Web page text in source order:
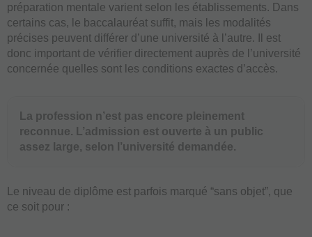
préparation mentale varient selon les établissements. Dans
certains cas, le baccalauréat suffit, mais les modalités
précises peuvent différer d’une université à l’autre. Il est
donc important de vérifier directement auprès de l’université
concernée quelles sont les conditions exactes d’accès.
La profession n’est pas encore pleinement
reconnue. L’admission est ouverte à un public
assez large, selon l’université demandée.
Le niveau de diplôme est parfois marqué “sans objet”, que
ce soit pour :